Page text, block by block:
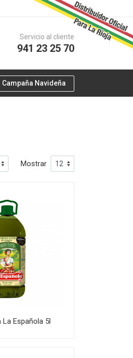
Servicio al cliente
941 23 25 70
Campaña Navideña
Mostrar
Española 5l